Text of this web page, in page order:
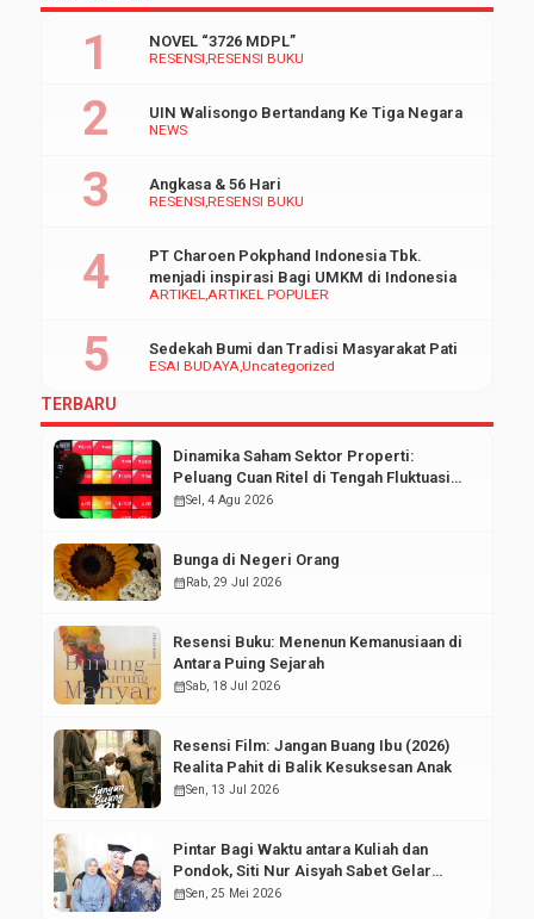
RESENSI RESENSI BUKU
NOVEL “3726 MDPL”
NEWS
UIN Walisongo Bertandang Ke Tiga Negara
RESENSI RESENSI BUKU
Angkasa & 56 Hari
ARTIKELARTIKEL POPULER
PT Charoen Pokphand Indonesia Tbk.
menjadi inspirasi Bagi UMKM di Indonesia
ESAI BUDAYAUncategorized
Sedekah Bumi dan Tradisi Masyarakat Pati
TERBARU
Dinamika Saham Sektor Properti:
Peluang Cuan Ritel di Tengah Fluktuasi
Pasar Modal
calendar_monthSel, 4 Agu 2026
Bunga di Negeri Orang
calendar_monthRab, 29 Jul 2026
Resensi Buku: Menenun Kemanusiaan di
Antara Puing Sejarah
calendar_monthSab, 18 Jul 2026
Resensi Film: Jangan Buang Ibu (2026)
Realita Pahit di Balik Kesuksesan Anak
calendar_monthSen, 13 Jul 2026
Pintar Bagi Waktu antara Kuliah dan
Pondok, Siti Nur Aisyah Sabet Gelar
Wisudawan Terbaik
calendar_monthSen, 25 Mei 2026